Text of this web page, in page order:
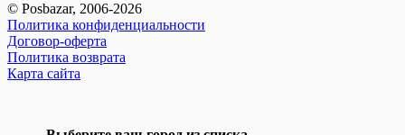
© Posbazar, 2006-2026
Политика конфиденциальности
Договор-оферта
Политика возврата
Карта сайта